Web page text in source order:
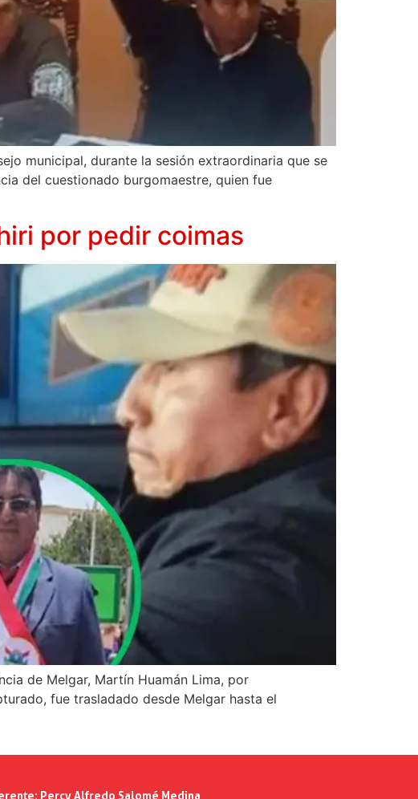
municipal, durante la sesión extraordinaria que se
del cuestionado burgomaestre, quien fue
por pedir coimas
de Melgar, Martín Huamán Lima, por
fue trasladado desde Melgar hasta el
Percy Alfredo Salomé Medina